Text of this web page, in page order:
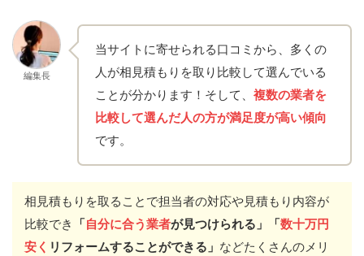
編集長
当サイトに寄せられる口コミから、多くの
人が相見積もりを取り比較して選んでいる
ことが分かります！そして、 複数の業者を
比較して選んだ人の方が満足度が高い傾向
です。
相見積もりを取ることで担当者の対応や見積もり内容が
比較でき
「自分に合う業者が見つけられる」「数十万円
安く リフォームすることができる」 などたくさんのメリ